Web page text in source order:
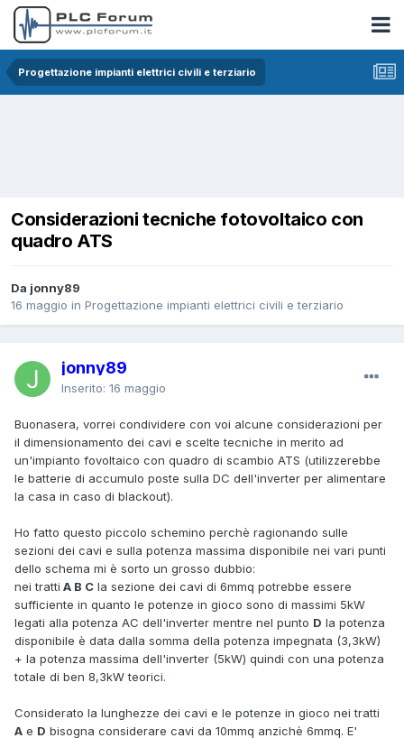
Progettazione impianti elettrici civili e terziario
Considerazioni tecniche fotovoltaico con
quadro ATS
Da jonny89
16 maggio in Progettazione impianti elettrici civili e terziario
jonny89
Inserito: 16 maggio
Buonasera, vorrei condividere con voi alcune considerazioni per
il dimensionamento dei cavi e scelte tecniche in merito ad
un'impianto fovoltaico con quadro di scambio ATS (utilizzerebbe
le batterie di accumulo poste sulla DC dell'inverter per alimentare
la casa in caso di blackout).
Ho fatto questo piccolo schemino perchè ragionando sulle
sezioni dei cavi e sulla potenza massima disponibile nei vari punti
dello schema mi è sorto un grosso dubbio:
nei tratti A B C la sezione dei cavi di 6mmq potrebbe essere
sufficiente in quanto le potenze in gioco sono di massimi 5kW
legati alla potenza AC dell'inverter mentre nel punto D la potenza
disponibile è data dalla somma della potenza impegnata (3,3kW)
+ la potenza massima dell'inverter (5kW) quindi con una potenza
totale di ben 8,3kW teorici.
Considerato la lunghezze dei cavi e le potenze in gioco nei tratti
A e D bisogna considerare cavi da 10mmq anzichè 6mmq. E'